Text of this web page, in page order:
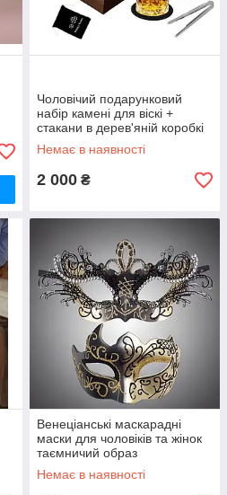
Чоловічий подарунковий
набір камені для віскі +
стакани в дерев'яній коробкі
Немає в наявності
2 000 ₴
Венеціанські маскарадні
маски для чоловіків та жінок
таємничий образ
Немає в наявності